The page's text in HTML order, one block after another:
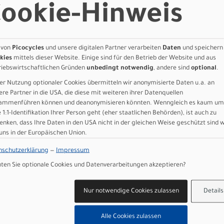
Disc
Disc
180mm
160mm
CL, 15x110mm
148x12mm
Performance, 60-622
Performance, 60-622
Fender
integ. OD 50/61mm, ID 44/55mm
12mm, Backsweep 15°
with front Light mount
350mm
2.0 25KG
Hinweis
Picocycles und unsere digitalen Partner verarbeiten Daten und speichern
mittels dieser Website. Einige sind für den Betrieb der Website und aus
Gründen unbedingt notwendig, andere sind optional.
Nutzung optionaler Cookies übermitteln wir anonymisierte Daten u.a. an
Partner in die USA, die diese mit weiteren ihrer Datenquellen
können und deanonymisieren könnten. Wenngleich es kaum um
1:1-Identifikation Ihrer Person geht (eher staatlichen Behörden), ist auch zu
dass Ihre Daten in den USA nicht in der gleichen Weise geschützt sind
in der Europäischen Union.
— Impressum
Sie optionale Cookies und Datenverarbeitungen akzeptieren?
Details
Nur notwendige Cookies zulassen
Alle Cookies zulassen